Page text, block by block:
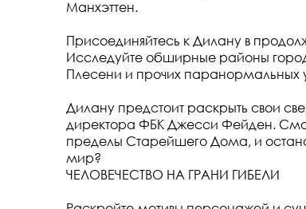
Манхэттен.
Присоединяйтесь к Дилану в
Исследуйте обширные районы
Плесени и прочих паранормальных
Дилану предстоит раскрыть свои
директора ФБК Джесси Фейден.
пределы Старейшего Дома, и
мир?
ЧЕЛОВЕЧЕСТВО НА ГРАНИ ГИБЕЛИ